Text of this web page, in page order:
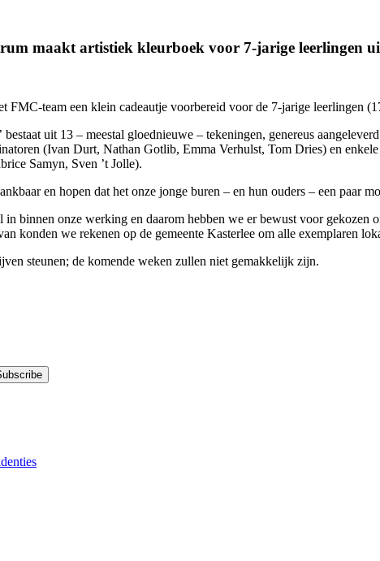
maakt artistiek kleurboek voor 7-jarige leerlingen
FMC-team een ​​klein cadeautje voorbereid voor de 7-jarige leerlingen
bestaat uit 13 – meestal gloednieuwe – tekeningen, genereus
(Ivan Durt, Nathan Gotlib, Emma Verhulst, Tom Dries) en
Samyn, Sven ’t Jolle).
en hopen dat het onze jonge buren – en hun ouders – een paar
binnen onze werking en daarom hebben we er bewust voor
konden we rekenen op de gemeente Kasterlee om alle exemplaren
steunen; de komende weken zullen niet gemakkelijk zijn.